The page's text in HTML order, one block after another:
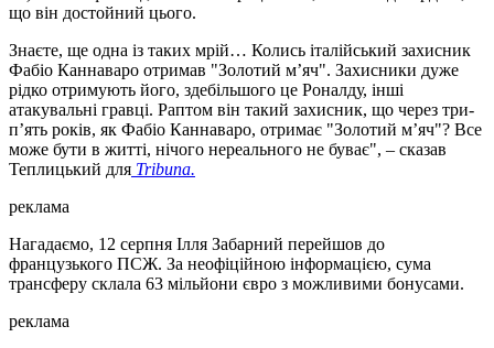
що він достойний цього.
Знаєте, ще одна із таких мрій… Колись італійський захисник
Фабіо Каннаваро отримав "Золотий м’яч". Захисники дуже
рідко отримують його, здебільшого це Роналду, інші
атакувальні гравці. Раптом він такий захисник, що через три-
п’ять років, як Фабіо Каннаваро, отримає "Золотий м’яч"? Все
може бути в житті, нічого нереального не буває", – сказав
Теплицький для Tribuna.
реклама
Нагадаємо, 12 серпня Ілля Забарний перейшов до
французького ПСЖ. За неофіційною інформацією, сума
трансферу склала 63 мільйони євро з можливими бонусами.
реклама